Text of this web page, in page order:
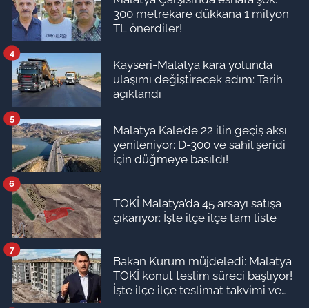
300 metrekare dükkana 1 milyon
TL önerdiler!
Kayseri-Malatya kara yolunda
ulaşımı değiştirecek adım: Tarih
açıklandı
4
Malatya Kale’de 22 ilin geçiş aksı
yenileniyor: D-300 ve sahil şeridi
için düğmeye basıldı!
5
TOKİ Malatya’da 45 arsayı satışa
çıkarıyor: İşte ilçe ilçe tam liste
6
Bakan Kurum müjdeledi: Malatya
TOKİ konut teslim süreci başlıyor!
İşte ilçe ilçe teslimat takvimi ve
7